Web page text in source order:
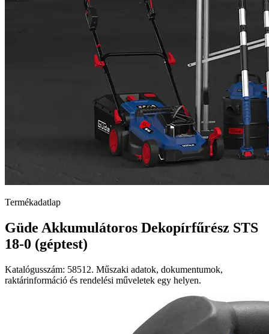
Termékadatlap
Güde Akkumulátoros Dekopírfűrész STS
18-0 (géptest)
Katalógusszám: 58512. Műszaki adatok, dokumentumok,
raktárinformáció és rendelési műveletek egy helyen.